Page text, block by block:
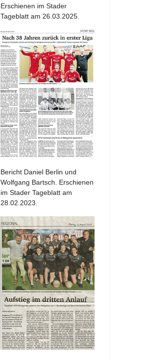
Erschienen im Stader
Tageblatt am 26.03.2025.
Bericht Daniel Berlin und
Wolfgang Bartsch. Erschienen
im Stader Tageblatt am
28.02.2023.